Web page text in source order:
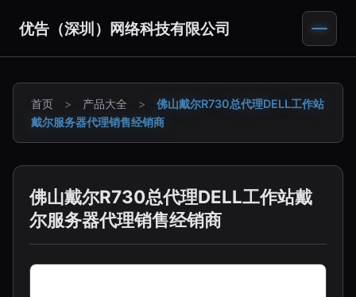
优告（深圳）网络科技有限公司
首页 > 产品大全 >
佛山戴尔R730总代理DELL工作站
戴尔服务器代理销售经销商
佛山戴尔R730总代理DELL工作站戴
尔服务器代理销售经销商